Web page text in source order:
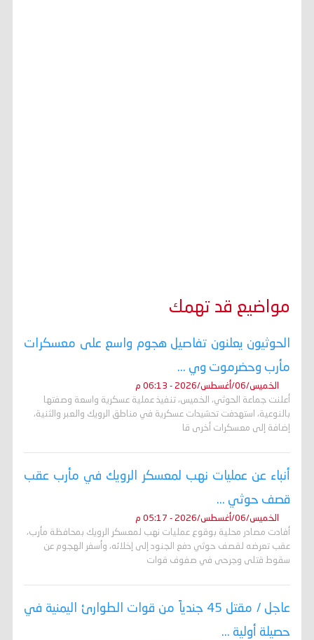
مواضيع قد تهمك
الحوثيون يعلنون تفاصيل هجوم واسع على معسكرات
مأرب وحضرموت وي ...
الخميس/06/أغسطس/2026 - 06:13 م
أعلنت جماعة الحوثي، الخميس، تنفيذ عملية عسكرية واسعة وصفتها
بالنوعية، استهدفت تحشيدات عسكرية في مناطق الرويك والعبر والثنية،
إضافة إلى معسكرات أخرى قا
أنباء عن عمليات نهب لمعسكر الرويك في مأرب عقب
قصف حوثي ...
الخميس/06/أغسطس/2026 - 05:17 م
أفادت مصادر محلية بوقوع عمليات نهب لمعسكر الرويك بمحافظة مأرب،
عقب تعرضه لقصف حوثي دفع الجنود إلى إخلائه، وأسفر الهجوم عن
سقوط قتلى وجرحى في صفوف قوات
عاجل / مقتل 45 جندياً من قوات الطوارئ اليمنية في
حصيلة أولية ...